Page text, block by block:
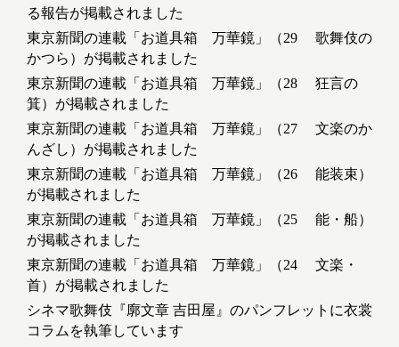
る報告が掲載されました
東京新聞の連載「お道具箱 万華鏡」（29 歌舞伎の
かつら）が掲載されました
東京新聞の連載「お道具箱 万華鏡」（28 狂言の
箕）が掲載されました
東京新聞の連載「お道具箱 万華鏡」（27 文楽のか
んざし）が掲載されました
東京新聞の連載「お道具箱 万華鏡」（26 能装束）
が掲載されました
東京新聞の連載「お道具箱 万華鏡」（25 能・船）
が掲載されました
東京新聞の連載「お道具箱 万華鏡」（24 文楽・
首）が掲載されました
シネマ歌舞伎『廓文章 吉田屋』のパンフレットに衣裳
コラムを執筆しています